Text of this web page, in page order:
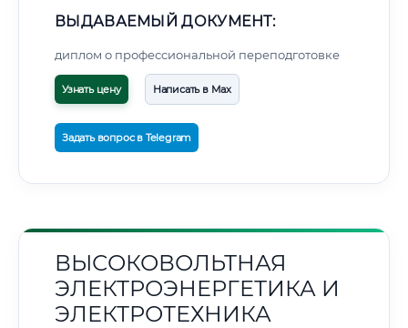
ВЫДАВАЕМЫЙ ДОКУМЕНТ:
диплом о профессиональной переподготовке
Узнать цену Написать в Max
Задать вопрос в Telegram
ВЫСОКОВОЛЬТНАЯ
ЭЛЕКТРОЭНЕРГЕТИКА И
ЭЛЕКТРОТЕХНИКА